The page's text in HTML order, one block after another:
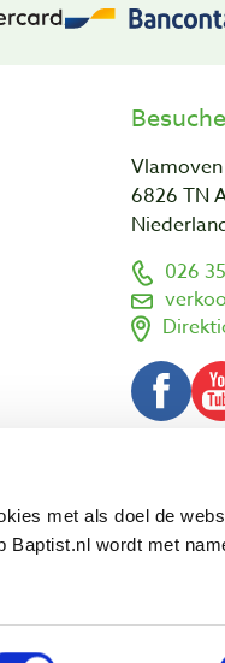
met als doel de
Baptist.nl wordt met
6826 TN
026
Arnhem BV